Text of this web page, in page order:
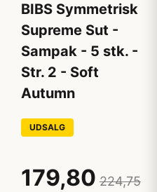
BIBS Symmetrisk
Supreme Sut -
Sampak - 5 stk. -
Str. 2 - Soft
Autumn
UDSALG
179,80 224,75